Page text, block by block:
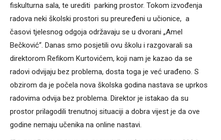
fiskulturna sala, te urediti parking prostor. Tokom izvođenja
radova neki školski prostori su preuređeni u učionice, a
časovi tjelesnog odgoja održavaju se u dvorani „Amel
Bečković“. Danas smo posjetili ovu školu i razgovarali sa
direktorom Refikom Kurtovićem, koji nam je kazao da se
radovi odvijaju bez problema, dosta toga je već urađeno. S
obzirom da je počela nova školska godina nastava se uprkos
radovima odvija bez problema. Direktor je istakao da su
prostor prilagodili trenutnoj situaciji a dobra vijest je da ove
godine nemaju učenika na online nastavi.